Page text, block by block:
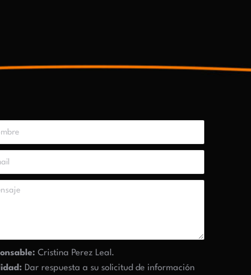
Cristina Perez Leal.
Dar respuesta a su solicitud de información